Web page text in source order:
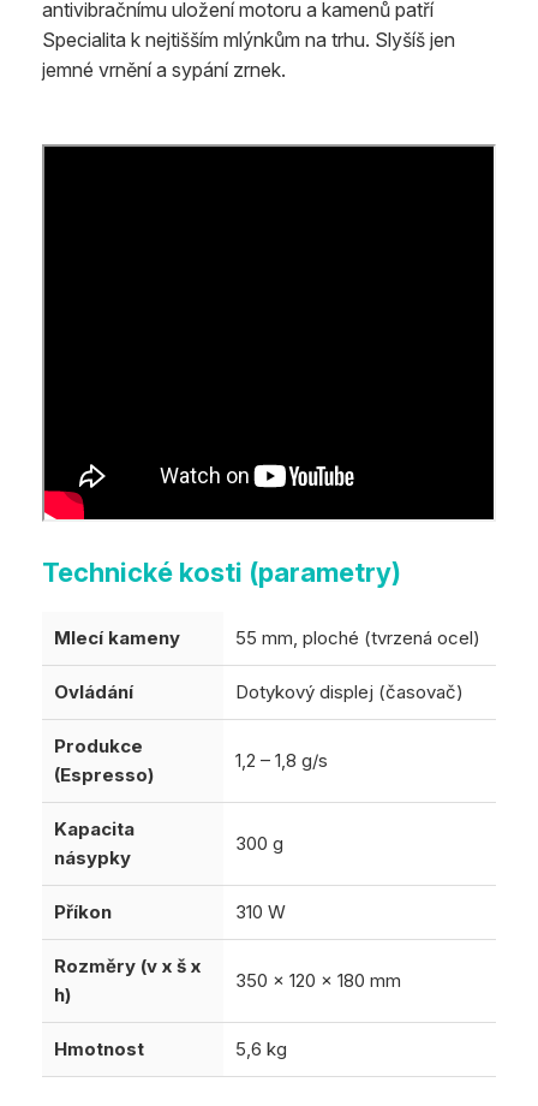
antivibračnímu uložení motoru a kamenů patří
Specialita k nejtišším mlýnkům na trhu. Slyšíš jen
jemné vrnění a sypání zrnek.
Technické kosti (parametry)
Mlecí kameny 55 mm, ploché (tvrzená ocel)
Ovládání Dotykový displej (časovač)
Produkce
(Espresso)
1,2 – 1,8 g/s
Kapacita
násypky
300 g
Příkon 310 W
Rozměry (v x š x
h)
350 x 120 x 180 mm
Hmotnost 5,6 kg